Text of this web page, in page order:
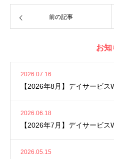
前の記事
お知
2026.07.16
【2026年8月】デイサービス
2026.06.18
【2026年7月】デイサービス
2026.05.15